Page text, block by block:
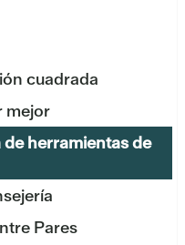
cuadrada
mejor
herramientas de
Pares